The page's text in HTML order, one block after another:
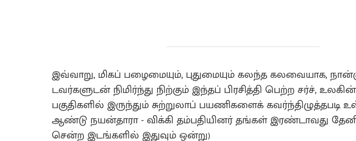
இவ்வாறு, மிகப் பழைமையும், புதுமையும் கலந்த கலவையாக,
டவர்களுடன் நிமிர்ந்து நிற்கும் இந்தப் பிரசித்தி பெற்ற சர்ச்,
பகுதிகளில் இருந்தும் சுற்றுலாப் பயணிகளைக் கவர்ந்திழுத்தபடி
ஆண்டு நயன்தாரா - விக்கி தம்பதியினர் தங்கள் இரண்டாவது
சென்ற இடங்களில் இதுவும் ஒன்று)